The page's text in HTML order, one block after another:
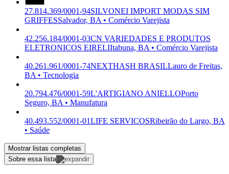
27.814.369/0001-94SILVONEI IMPORT MODAS SIM
GRIFFESSalvador, BA • Comércio Varejista
42.256.184/0001-03CN VARIEDADES E PRODUTOS
ELETRONICOS EIRELIItabuna, BA • Comércio Varejista
40.261.961/0001-74NEXTHASH BRASILLauro de Freitas,
BA • Tecnologia
20.794.476/0001-59L'ARTIGIANO ANIELLOPorto
Seguro, BA • Manufatura
40.493.552/0001-01LIFE SERVICOSRibeirão do Largo, BA
• Saúde
Mostrar listas completas
Sobre essa lista